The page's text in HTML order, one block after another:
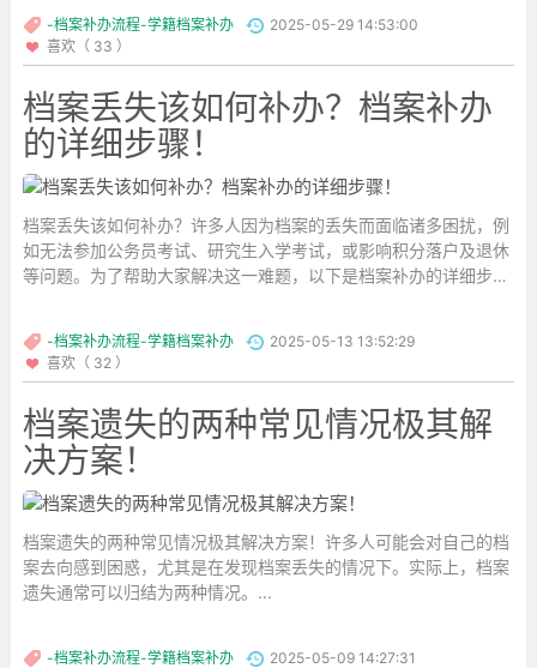
-档案补办流程-学籍档案补办
2025-05-29 14:53:00
喜欢（ 33 ）
档案丢失该如何补办？档案补办
的详细步骤！
档案丢失该如何补办？许多人因为档案的丢失而面临诸多困扰，例
如无法参加公务员考试、研究生入学考试，或影响积分落户及退休
等问题。为了帮助大家解决这一难题，以下是档案补办的详细步骤
-档案补办流程-学籍档案补办
2025-05-13 13:52:29
喜欢（ 32 ）
档案遗失的两种常见情况极其解
决方案！
档案遗失的两种常见情况极其解决方案！许多人可能会对自己的档
案去向感到困惑，尤其是在发现档案丢失的情况下。实际上，档案
遗失通常可以归结为两种情况。...
-档案补办流程-学籍档案补办
2025-05-09 14:27:31